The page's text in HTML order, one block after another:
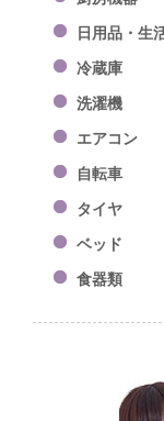
日用品・生
冷蔵庫
洗濯機
エアコン
自転車
タイヤ
ベッド
食器類